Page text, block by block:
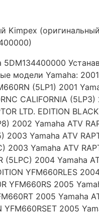
Kimpex
5DM134400000
модели Yamaha:
(5LP1) 2001
CALIFORNIA
LTD. EDITION BLACK
2002 Yamaha ATV
2003 Yamaha ATV
2003 Yamaha ATV
(5LPC) 2004 Yamaha
YFM660RLES
YFM660RS 2005
2005 Yamaha
YFM660RSET 2005